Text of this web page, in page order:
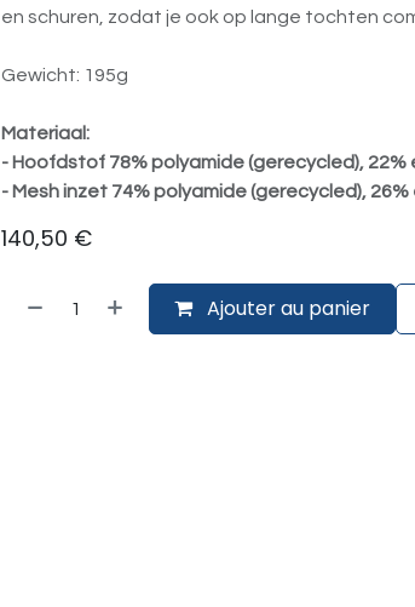
en schuren, zodat je ook op lange tochten
Gewicht: 195g
Materiaal:
- Hoofdstof 78% polyamide (gerecycled), 22%
- Mesh inzet 74% polyamide (gerecycled),
140,50 €
Ajouter au panier